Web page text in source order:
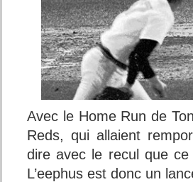
Avec le Home Run de
Reds, qui allaient
dire avec le recul que
L’eephus est donc un